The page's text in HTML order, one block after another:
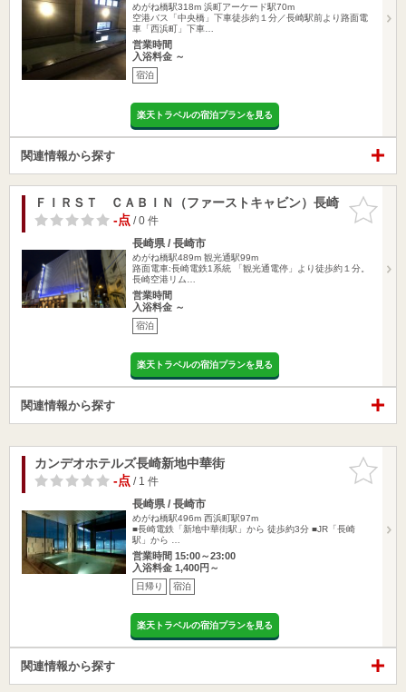
めがね橋駅318m 浜町アーケード駅70m
空港バス「中央橋」下車徒歩約１分／長崎駅前より路面電
車「西浜町」下車…
営業時間
入浴料金 ～
宿泊
楽天トラベルの宿泊プランを見る
関連情報から探す
お気に入
りに追加
ＦＩＲＳＴ ＣＡＢＩＮ（ファーストキャビン）長崎
-点/ 0 件
長崎県 / 長崎市
めがね橋駅489m 観光通駅99m
路面電車:長崎電鉄1系統 「観光通電停」より徒歩約１分。
長崎空港リム…
営業時間
入浴料金 ～
宿泊
楽天トラベルの宿泊プランを見る
関連情報から探す
お気に入
りに追加
カンデオホテルズ長崎新地中華街
-点/ 1 件
長崎県 / 長崎市
めがね橋駅496m 西浜町駅97m
■長崎電鉄「新地中華街駅」から 徒歩約3分 ■JR「長崎
駅」から …
営業時間 15:00～23:00
入浴料金 1,400円～
日帰り 宿泊
楽天トラベルの宿泊プランを見る
関連情報から探す